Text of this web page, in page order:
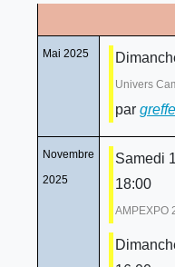
Mai 2025
Univers
par greffe
Novembre
2025
Samedi
18:00
AMPEXPO